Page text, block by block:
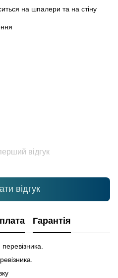
на шпалери та на стіну
відгук
відгук
Гарантія